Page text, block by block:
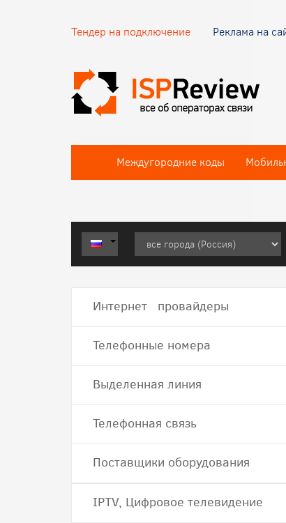
Тендер на подключение Реклама на
Междугородние коды
Интернет провайдеры
Телефонные номера
Выделенная линия
Телефонная связь
Поставщики оборудования
IPTV, Цифровое телевидение